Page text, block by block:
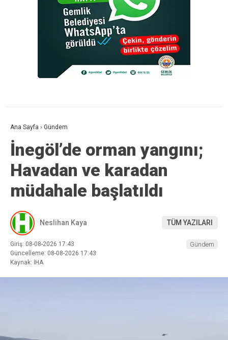
Ana Sayfa › Gündem
İnegöl’de orman yangını;
Havadan ve karadan
müdahale başlatıldı
Neslihan Kaya TÜM YAZILARI
Giriş: 08-08-2026 17:43
Güncelleme: 08-08-2026 17:43
Kaynak: İHA
Gündem